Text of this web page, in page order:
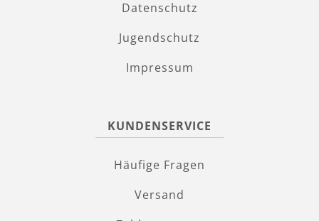
Datenschutz
Jugendschutz
Impressum
KUNDENSERVICE
Häufige Fragen
Versand